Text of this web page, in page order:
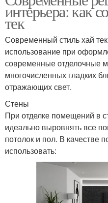
интерьера: как
тек
Современный стиль хай
использование при
современные отделочные
многочисленных гладких
отражающих свет.
Стены
При отделке помещений в
идеально выровнять все
потолок и пол. В качестве
использовать: